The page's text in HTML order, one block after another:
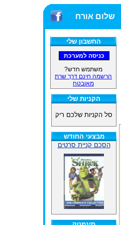
שלום אורח
החשבון שלי
משתמש חדש?
הרשמה חינם דרך שרת
מאובטח
הקניות שלי
סל הקניות שלכם ריק
מבצעי החודש
הסכם קניית סרטים